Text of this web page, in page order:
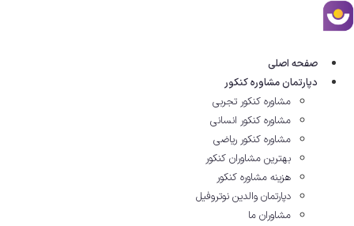
پرش
به
صفحه اصلی
دپارتمان مشاوره کنکور
مشاوره کنکور تجربی
مشاوره کنکور انسانی
مشاوره کنکور ریاضی
بهترین مشاوران کنکور
هزینه مشاوره کنکور
دپارتمان والدین نوتروفیل
مشاوران ما